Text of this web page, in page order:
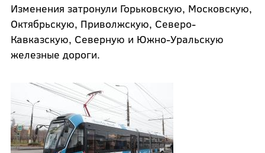
Изменения затронули Горьковскую, Московскую,
Октябрьскую, Приволжскую, Северо-
Кавказскую, Северную и Южно-Уральскую
железные дороги.